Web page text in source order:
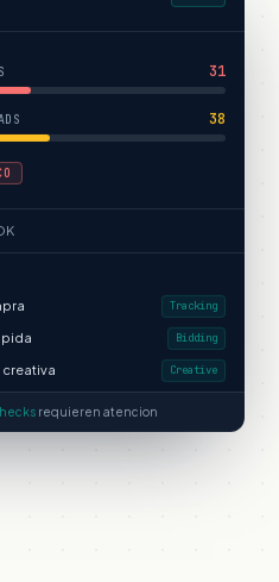
31
38
Tracking
Bidding
Creative
requieren atencion